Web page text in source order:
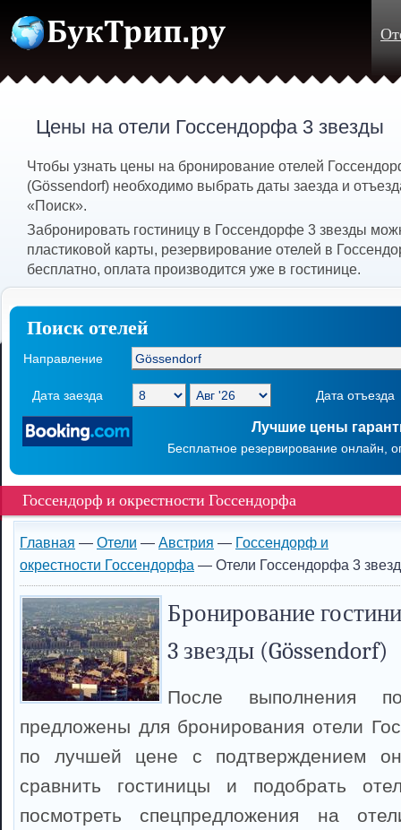
Цены на отели Госсендорфа 3 звезды
Чтобы узнать цены на бронирование отелей
(Gössendorf) необходимо выбрать даты заезда и
«Поиск».
Забронировать гостиницу в Госсендорфе 3 звезды
пластиковой карты, резервирование отелей в
бесплатно, оплата производится уже в гостинице.
Поиск отелей
Направление
Дата заезда Дата отъезда
Лучшие цены
Бесплатное резервирование онлайн,
Госсендорф и окрестности Госсендорфа
Главная — Отели — Австрия — Госсендорф и
окрестности Госсендорфа — Отели Госсендорфа 3
Бронирование
3 звезды (Gössendorf)
После выполнения
предложены для бронирования отели
по лучшей цене с подтверждением
сравнить гостиницы и подобрать
посмотреть спецпредложения на